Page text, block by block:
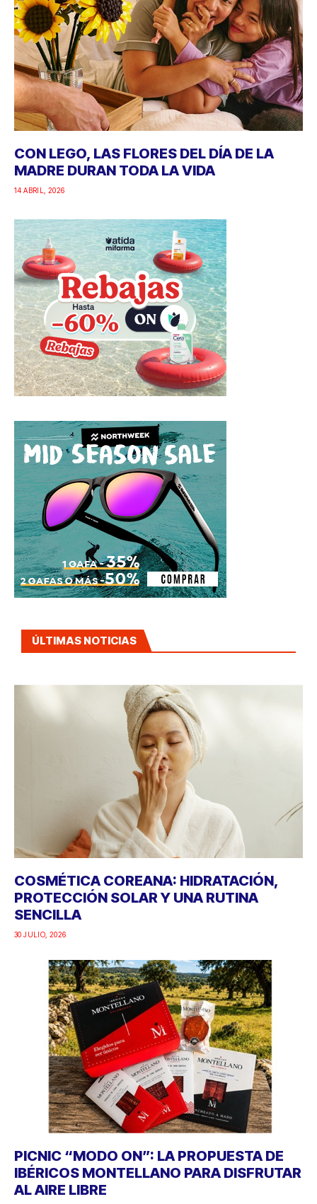
CON LEGO, LAS FLORES DEL DÍA DE LA
MADRE DURAN TODA LA VIDA
14 ABRIL, 2026
ÚLTIMAS NOTICIAS
COSMÉTICA COREANA: HIDRATACIÓN,
PROTECCIÓN SOLAR Y UNA RUTINA
SENCILLA
30 JULIO, 2026
PICNIC “MODO ON”: LA PROPUESTA DE
IBÉRICOS MONTELLANO PARA DISFRUTAR
AL AIRE LIBRE